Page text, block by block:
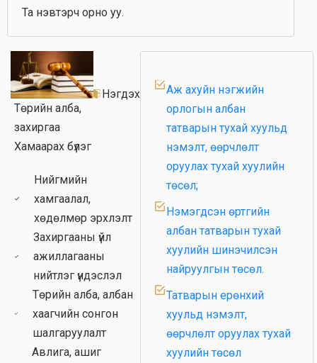
Дэд бүтэц
Тээвэр, логистик
Цахим технологи, харилцаа холбоо
Олон улсын эдийн засгийн үйл ажиллагаа,
гааль
Хүрээлэн буй орчин
Биеийн тамир, спорт
Соёл, урлаг
Хууль зүйн алба
Гэмт хэрэг, зөрчил
Шүүх эрх мэдэл
Хаалттай
Та нэвтэрч орно уу.
Төрийн алба,
захиргаа
Нэгдэх
Хамаарах бүлэг
Нийгмийн
хамгаалал,
хөдөлмөр эрхлэлт
Захиргааны үйл
ажиллагааны
нийтлэг үндэслэл
Төрийн алба, албан
хаагчийн сонгон
шалгаруулалт
Авлига, ашиг
Аж ахуйн нэгжийн
орлогын албан
татварын тухай хуульд
нэмэлт, өөрчлөлт
оруулах тухай хуулийн
төсөл;
Нэмэгдсэн өртгийн
албан татварын тухай
хуулийн шинэчилсэн
найруулгын төсөл.
Татварын ерөнхий
хуульд нэмэлт,
өөрчлөлт оруулах тухай
хуулийн төсөл